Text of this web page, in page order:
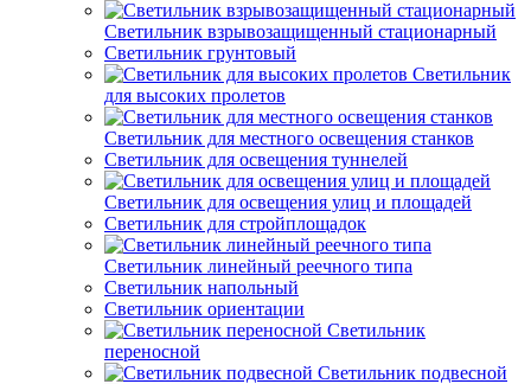
Светильник взрывозащищенный стационарный
Светильник грунтовый
Светильник
для высоких пролетов
Светильник для местного освещения станков
Светильник для освещения туннелей
Светильник для освещения улиц и площадей
Светильник для стройплощадок
Светильник линейный реечного типа
Светильник напольный
Светильник ориентации
Светильник
переносной
Светильник подвесной